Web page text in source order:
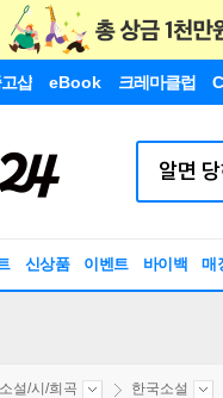
샵 eBook 크레마클럽
신상품 이벤트 바이백 매
소설/시/희곡 한국소설